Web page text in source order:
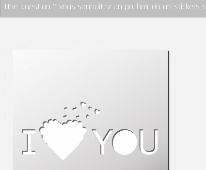
Une question ? vous souhaitez un pochoir ou un stickers